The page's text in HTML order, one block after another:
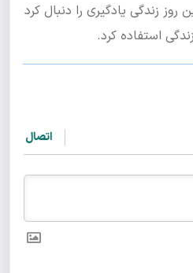
روز زندگی یادگیری را دنبال کرد
استفاده کرد.
اتصال